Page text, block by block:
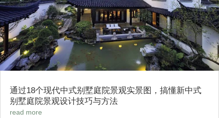
通过18个现代中式别墅庭院景观实景图，搞懂新中式
别墅庭院景观设计技巧与方法
read more